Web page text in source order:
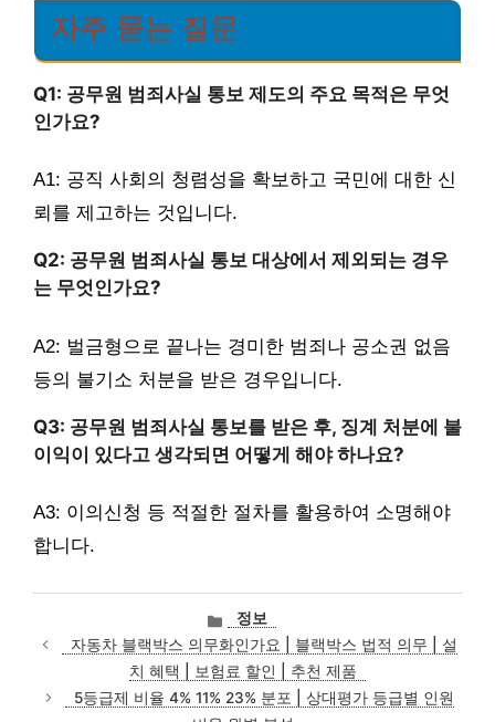
자주 묻는 질문
Q1: 공무원 범죄사실 통보 제도의 주요 목적은 무엇
인가요?
A1: 공직 사회의 청렴성을 확보하고 국민에 대한 신
뢰를 제고하는 것입니다.
Q2: 공무원 범죄사실 통보 대상에서 제외되는 경우
는 무엇인가요?
A2: 벌금형으로 끝나는 경미한 범죄나 공소권 없음
등의 불기소 처분을 받은 경우입니다.
Q3: 공무원 범죄사실 통보를 받은 후, 징계 처분에 불
이익이 있다고 생각되면 어떻게 해야 하나요?
A3: 이의신청 등 적절한 절차를 활용하여 소명해야
합니다.
카
테
고
리
정보
자동차 블랙박스 의무화인가요 | 블랙박스 법적 의무 | 설
치 혜택 | 보험료 할인 | 추천 제품
5등급제 비율 4% 11% 23% 분포 | 상대평가 등급별 인원